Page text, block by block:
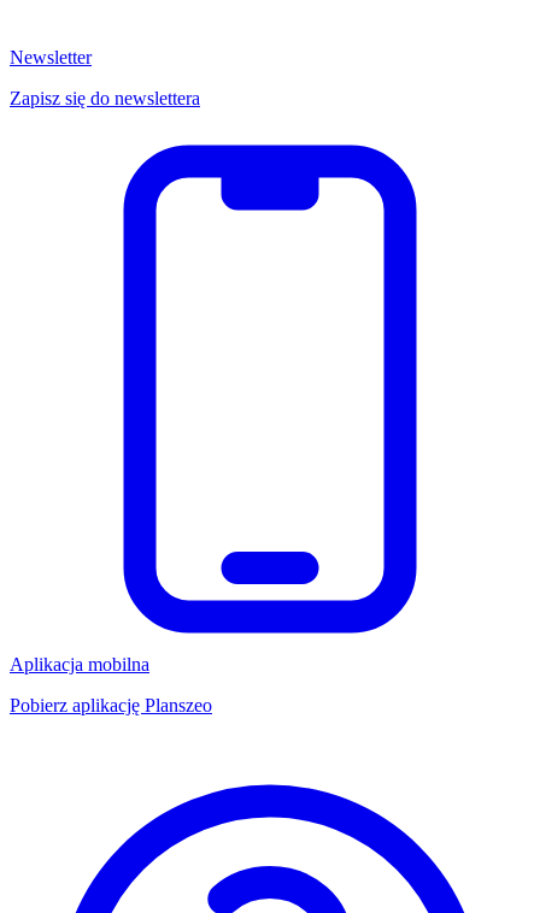
Newsletter
Zapisz się do newslettera
Aplikacja mobilna
Pobierz aplikację Planszeo